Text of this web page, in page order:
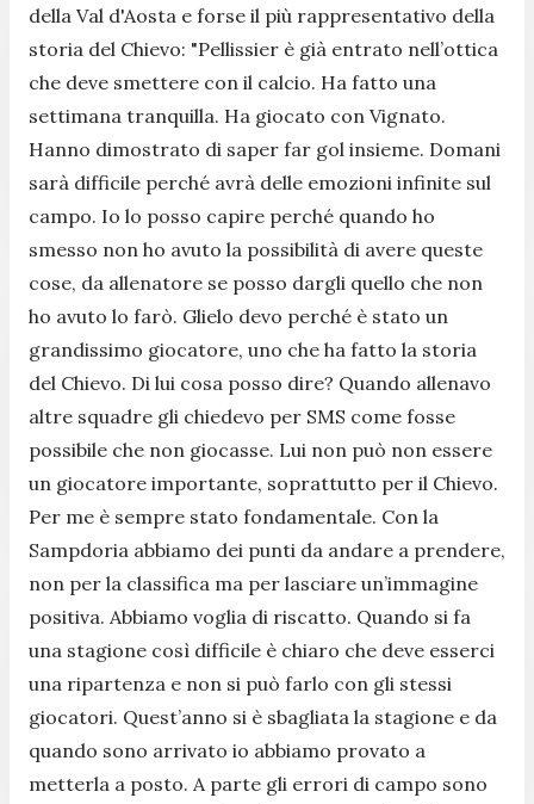
della Val d'Aosta e forse il più rappresentativo della
storia del Chievo: "Pellissier è già entrato nell’ottica
che deve smettere con il calcio. Ha fatto una
settimana tranquilla. Ha giocato con Vignato.
Hanno dimostrato di saper far gol insieme. Domani
sarà difficile perché avrà delle emozioni infinite sul
campo. Io lo posso capire perché quando ho
smesso non ho avuto la possibilità di avere queste
cose, da allenatore se posso dargli quello che non
ho avuto lo farò. Glielo devo perché è stato un
grandissimo giocatore, uno che ha fatto la storia
del Chievo. Di lui cosa posso dire? Quando allenavo
altre squadre gli chiedevo per SMS come fosse
possibile che non giocasse. Lui non può non essere
un giocatore importante, soprattutto per il Chievo.
Per me è sempre stato fondamentale. Con la
Sampdoria abbiamo dei punti da andare a prendere,
non per la classifica ma per lasciare un’immagine
positiva. Abbiamo voglia di riscatto. Quando si fa
una stagione così difficile è chiaro che deve esserci
una ripartenza e non si può farlo con gli stessi
giocatori. Quest’anno si è sbagliata la stagione e da
quando sono arrivato io abbiamo provato a
metterla a posto. A parte gli errori di campo sono